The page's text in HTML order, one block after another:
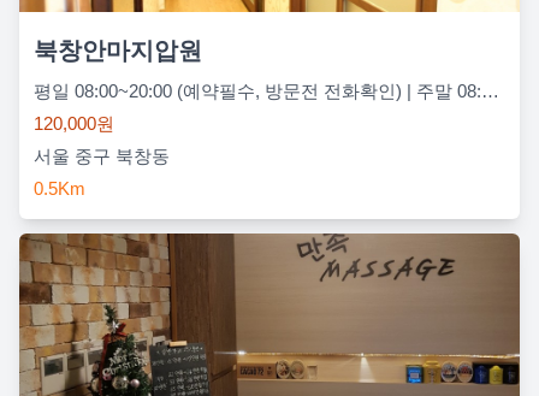
북창안마지압원
평일 08:00~20:00 (예약필수, 방문전 전화확인) | 주말 08:00~20:00 (예약필수, 방문전 전화확인)
120,000원
서울 중구 북창동
0.5Km